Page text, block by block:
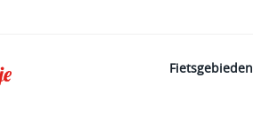
Fietsgebieden